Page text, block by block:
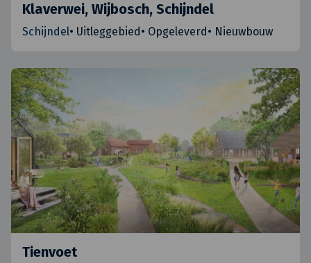
Klaverwei, Wijbosch, Schijndel
Schijndel• Uitleggebied • Opgeleverd • Nieuwbouw
Tienvoet